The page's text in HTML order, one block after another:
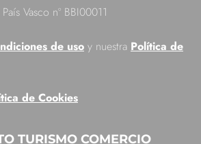
Vasco nº BBI00011
de uso y nuestra Política de
de Cookies
TURISMO COMERCIO